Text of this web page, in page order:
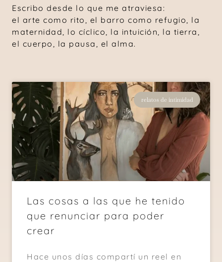
Escribo desde lo que me atraviesa:
el arte como rito, el barro como refugio, la
maternidad, lo cíclico, la intuición, la tierra,
el cuerpo, la pausa, el alma.
relatos de intimidad
Las cosas a las que he tenido
que renunciar para poder
crear
Hace unos días compartí un reel en